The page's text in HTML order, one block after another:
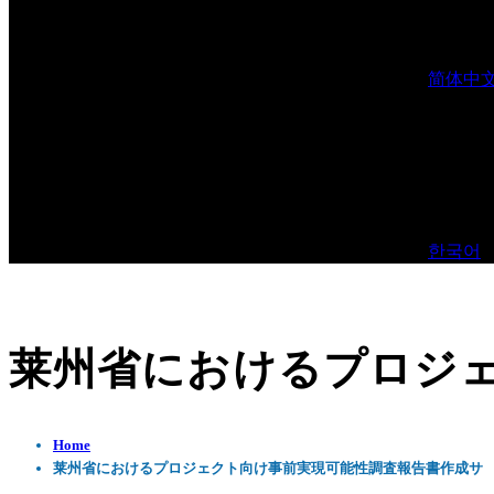
简体中
한국어
莱州省におけるプロジ
Home
莱州省におけるプロジェクト向け事前実現可能性調査報告書作成サ